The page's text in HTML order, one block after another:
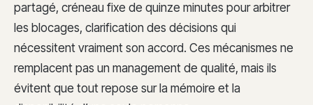
partagé, créneau fixe de quinze minutes pour arbitrer
les blocages, clarification des décisions qui
nécessitent vraiment son accord. Ces mécanismes ne
remplacent pas un management de qualité, mais ils
évitent que tout repose sur la mémoire et la